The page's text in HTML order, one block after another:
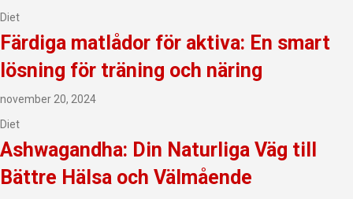
Diet
Färdiga matlådor för aktiva: En smart
lösning för träning och näring
november 20, 2024
Diet
Ashwagandha: Din Naturliga Väg till
Bättre Hälsa och Välmående